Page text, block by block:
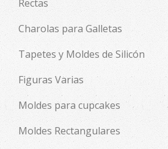
Rectas
Charolas para Galletas
Tapetes y Moldes de Silicón
Figuras Varias
Moldes para cupcakes
Moldes Rectangulares